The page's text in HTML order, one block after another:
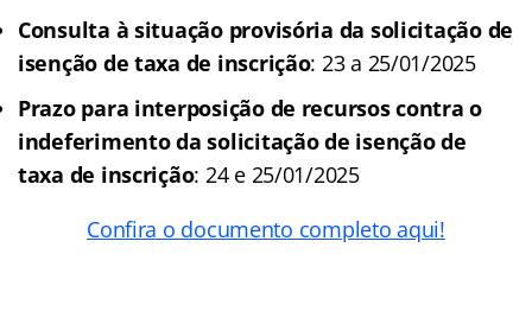
Consulta à situação provisória da solicitação de
isenção de taxa de inscrição: 23 a 25/01/2025
Prazo para interposição de recursos contra o
indeferimento da solicitação de isenção de
taxa de inscrição: 24 e 25/01/2025
Confira o documento completo aqui!